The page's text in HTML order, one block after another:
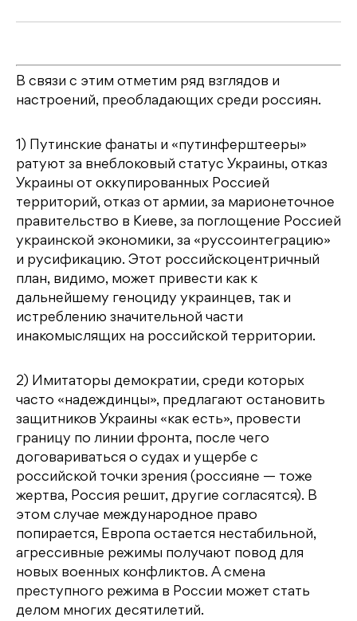
В связи с этим отметим ряд взглядов и
настроений, преобладающих среди россиян.
1) Путинские фанаты и «путинферштееры»
ратуют за внеблоковый статус Украины, отказ
Украины от оккупированных Россией
территорий, отказ от армии, за марионеточное
правительство в Киеве, за поглощение Россией
украинской экономики, за «руссоинтеграцию»
и русификацию. Этот российскоцентричный
план, видимо, может привести как к
дальнейшему геноциду украинцев, так и
истреблению значительной части
инакомыслящих на российской территории.
2) Имитаторы демократии, среди которых
часто «надеждинцы», предлагают остановить
защитников Украины «как есть», провести
границу по линии фронта, после чего
договариваться о судах и ущербе с
российской точки зрения (россияне — тоже
жертва, Россия решит, другие согласятся). В
этом случае международное право
попирается, Европа остается нестабильной,
агрессивные режимы получают повод для
новых военных конфликтов. А смена
преступного режима в России может стать
делом многих десятилетий.